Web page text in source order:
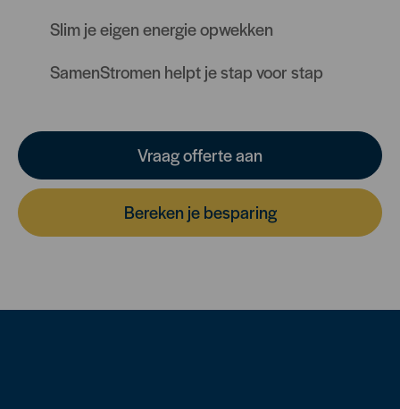
Slim je eigen energie opwekken
SamenStromen helpt je stap voor stap
Vraag offerte aan
Bereken je besparing